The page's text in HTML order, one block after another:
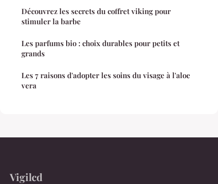
Découvrez les secrets du coffret viking pour
stimuler la barbe
Les parfums bio : choix durables pour petits et
grands
Les 7 raisons d'adopter les soins du visage à l'aloe
vera
Vigilcd